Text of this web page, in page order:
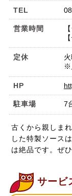
TEL
営業時間
定休
※
HP
駐車場 7
古くから親しま
した特製ソース
は絶品です。ぜ
サービ